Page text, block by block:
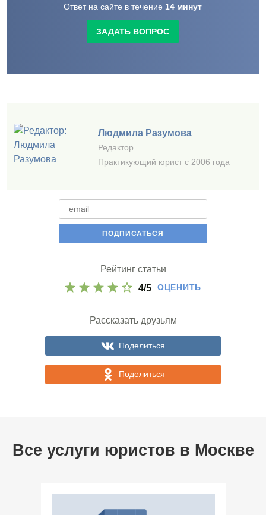
Ответ на сайте в течение 14 минут
ЗАДАТЬ ВОПРОС
Людмила Разумова
Редактор
Практикующий юрист с 2006 года
Рейтинг статьи
4/5 ОЦЕНИТЬ
Рассказать друзьям
Поделиться
Поделиться
Все услуги юристов в Москве